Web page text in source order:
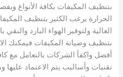
بتنظيف المكيفات بكافة الأنواع
الحرارة يرغب الكثير بتنظيف
العالية ولتوفير الهواء البارد
بتنظيف وصيانة المكيفات فيمكنك
أفضل واكفأ الشركات بالتعامل مع
تقنيات وأساليب يتم الاعتماد عليها